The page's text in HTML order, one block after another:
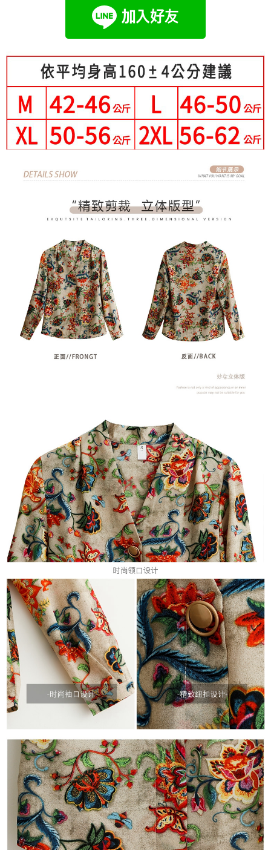
1.本服務由台灣大哥大提供，台灣大哥大用戶可立即使用無須另外申請。
2.付款方式選擇「大哥付你分期」，訂單成立後會自動跳轉到大哥付的交易
流程，驗證手機門號後，選擇欲分期的期數、繳款截止日，確認付款後即完
4.訂單成立30分鐘內，如未前往確認交易或遇審核未通過，訂單將自動取
消。如遇「轉專審核」未通過狀況，表示未達大哥付你分期系統評分，恕無
法說明評估內容。
1.分期款項不併入電信帳單，「大哥付你分期」於每月結算日後寄送繳費提
醒簡訊。
2.透過簡訊連結打開帳單後，可選擇「超商條碼／台灣大直營門市／銀行轉
帳／街口支付／iPASS MONEY」等通路繳費。
1.本服務係由「台灣大哥大股份有限公司」（以下簡稱本公司）所提供，讓
用戶於交易時，得透過本服務購買商品或服務，並由商店將買賣／分期付款
2.基於同意付款使用「大哥付你分期」之契約關係目的，商店將以您的個人
資料（包含姓名、電話或地址）提供予台灣大哥大進項蒐集、處理及利用，
由本公司與您本人進行分期帳單所需資料之確認、核對及更正。
【關於「AFTEE先享後付」】
１．簡單：不需註冊會員、不需綁卡、不需儲值。
２．便利：只要手機號碼，簡訊認證，即可結帳。
３．安心：先確認商品／服務後，再付款。
【「AFTEE先享後付」結帳流程】
１．於結帳方式選擇「AFTEE先享後付」後，將跳轉至「AFTEE先享後付」
結帳頁面，進行簡訊認證並確認金額後，即可完成結帳。
２．訂單成立數日內，您將收到繳費通知簡訊。
３．收到繳費通知簡訊後14天內，點擊此簡訊中的連結，可透過四大超商／
※ 請注意：結帳手續完成當下不需立刻繳費，但若您需要取消訂單，請聯絡
※ 交易是否成功請以「AFTEE先享後付 」之結帳頁面顯示為準，若有關於
是否繳費成功／繳費後需取消欲退款等相關疑問，請聯繫「AFTEE先享後付
【注意事項】
１．透過由恩沛科技股份有限公司提供之「AFTEE先享後付」服務完成之交
易，需依本服務之必要範圍內提供個人資料，並將交易相關給付款項請求債
權轉讓予恩沛科技股份有限公司。
２．關於個人資料處理事宜，請瀏覽以下網址：
https://aftee.tw/terms/#terms3
３．未成年的使用者請事先徵得法定代理人或監護人之同意方可使用
「AFTEE先享後付」，若未經同意申辦者引起之損失，本公司不負相關責
任。
時審查核予不同之上限額度；若仍有額度不足之情形，本公司將視審查結果
５．嚴禁一人註冊多個帳號或使用他人資訊註冊。若發現惡意使用之情形，
恩沛科技股份有限公司將有權停止該用戶之使用額度並採取法律行動。
相關說明
「Hami Point」為中華電信所提供之點數服務，可於會員專區綁定中華電信
會員帳號後，即可在購物車使用 Hami Point 折抵消費金額 (1點等於1元)。
ATM付款
運送方式
全家付款取貨
每筆NT$80，滿NT$699(含以上)免運費
每筆NT$80，滿NT$699(含以上)免運費
付款後萊爾富取貨
每筆NT$80，滿NT$699(含以上)免運費
7-11付款取貨
每筆NT$80，滿NT$699(含以上)免運費
付款後7-11取貨
每筆NT$80，滿NT$699(含以上)免運費
宅配
每筆NT$70，滿NT$699(含以上)免運費
離島-郵局寄送